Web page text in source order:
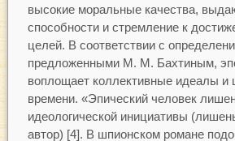
высокие моральные качества,
способности и стремление к
целей. В соответствии с
предложенными М. М. Бахтиным,
воплощает коллективные идеалы и
времени. «Эпический человек
идеологической инициативы
автор) [4]. В шпионском романе